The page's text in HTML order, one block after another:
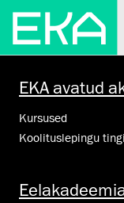
EKA avatud
Kursused
Koolituslepingu